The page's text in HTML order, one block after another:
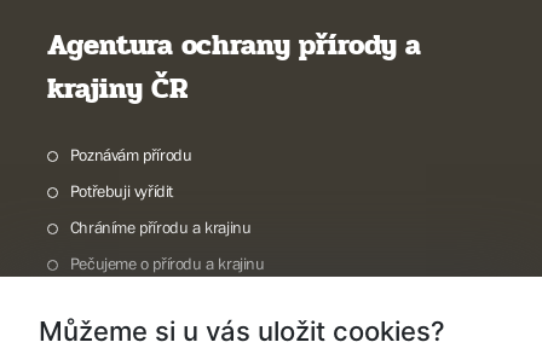
Agentura ochrany přírody a
krajiny ČR
Poznávám přírodu
Potřebuji vyřídit
Chráníme přírodu a krajinu
Pečujeme o přírodu a krajinu
O nás
Můžeme si u vás uložit cookies?